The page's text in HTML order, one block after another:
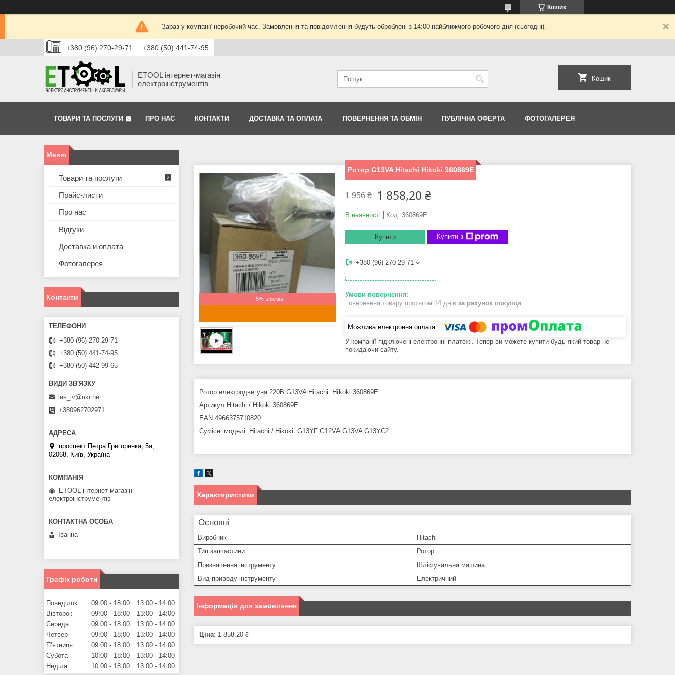
Кошик
Зараз у компанії неробочий час. Замовлення та повідомлення будуть оброблені з 14:00 найближчого робочого дня (сьогодні).
+380 (96) 270-29-71 +380 (50) 441-74-95
ETOOL інтернет-магазін
електроінструментів
Кошик
ТОВАРИ ТА ПОСЛУГИ ПРО НАС КОНТАКТИ ДОСТАВКА ТА ОПЛАТА ПОВЕРНЕННЯ ТА ОБМІН ПУБЛІЧНА ОФЕРТА ФОТОГАЛЕРЕЯ
–5%
Ротор G13VA Hitachi Hikoki 360869E
1 956 ₴ 1 858,20 ₴
В наявності Код: 360869E
Купити Купити з
+380 (96) 270-29-71
повернення товару протягом 14 днів за рахунок покупця
У компанії підключені електронні платежі. Тепер ви можете купити будь-який товар не
покидаючи сайту.
Ротор електродвигуна 220В G13VA Hitachi Hikoki 360869E
Артикул Hitachi / Hikoki 360869E
EAN 4966375710820
Сумісні моделі: Hitachi / Hikoki G13YF G12VA G13VA G13YC2
Характеристики
Основні
Виробник
Hitachi
Тип запчастини
Ротор
Призначення інструменту
Шліфувальна машина
Вид приводу інструменту
Електричний
Інформація для замовлення
Ціна: 1 858,20 ₴
Товари та послуги
Прайс-листи
Про нас
Відгуки
Доставка и оплата
Фотогалерея
Контакти
+380 (96) 270-29-71
+380 (50) 441-74-95
+380 (50) 442-99-65
les_iv@ukr.net
+380962702971
проспект Петра Григоренка, 5а,
02068, Київ, Україна
ETOOL інтернет-магазін
електроінструментів
Іванна
Графік роботи
Понеділок 09:00 18:00 13:00
14:00
Вівторок
09:00 18:00 13:00
14:00
Середа
09:00 18:00 13:00
14:00
Четвер
09:00 18:00 13:00
14:00
Пʼятниця
09:00 18:00 13:00
14:00
Субота
10:00 18:00 13:00
14:00
Неділя
10:00 18:00 13:00 14:00